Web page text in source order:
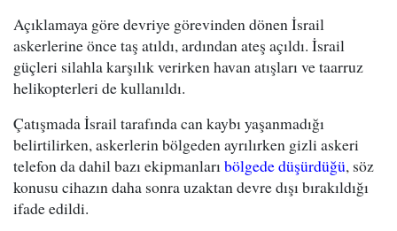
Açıklamaya göre devriye görevinden dönen İsrail
askerlerine önce taş atıldı, ardından ateş açıldı. İsrail
güçleri silahla karşılık verirken havan atışları ve taarruz
helikopterleri de kullanıldı.
Çatışmada İsrail tarafında can kaybı yaşanmadığı
belirtilirken, askerlerin bölgeden ayrılırken gizli askeri
telefon da dahil bazı ekipmanları bölgede düşürdüğü, söz
konusu cihazın daha sonra uzaktan devre dışı bırakıldığı
ifade edildi.